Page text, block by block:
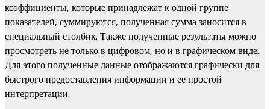
коэффициенты, которые принадлежат к одной группе
показателей, суммируются, полученная сумма заносится в
специальный столбик. Также полученные результаты можно
просмотреть не только в цифровом, но и в графическом виде.
Для этого полученные данные отображаются графически для
быстрого предоставления информации и ее простой
интерпретации.